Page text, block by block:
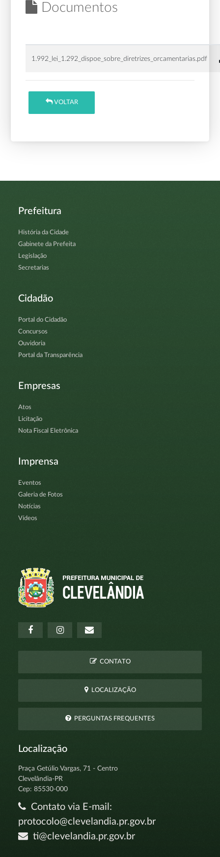
Documentos
1.992_lei_1.292_dispoe_sobre_diretrizes_orcamentarias.pdf
VOLTAR
Prefeitura
História da Cidade
Gabinete da Prefeita
Legislação
Secretarias
Cidadão
Portal do Cidadão
Concursos
Ouvidoria
Portal da Transparência
Empresas
Atos
Licitação
Nota Fiscal Eletrônica
Imprensa
Eventos
Galeria de Fotos
Notícias
Vídeos
CONTATO
LOCALIZAÇÃO
PERGUNTAS FREQUENTES
Localização
Praça Getúlio Vargas, 71 - Centro
Clevelândia-PR
Cep: 85530-000
Contato via E-mail:
protocolo@clevelandia.pr.gov.br
ti@clevelandia.pr.gov.br